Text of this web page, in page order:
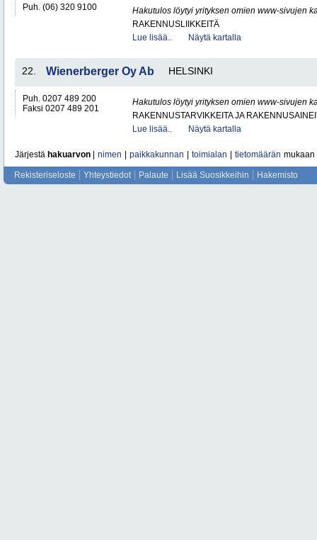
Puh. (06) 320 9100
Hakutulos löytyi yrityksen omien www-sivujen
RAKENNUSLIIKKEITÄ
Lue lisää..
Näytä kartalla
22. Wienerberger Oy Ab HELSINKI
Puh. 0207 489 200
Faksi 0207 489 201
Hakutulos löytyi yrityksen omien www-sivujen
RAKENNUSTARVIKKEITA JA
Lue lisää..
Näytä kartalla
Järjestä hakuarvon nimen paikkakunnan toimialan tietomäärän mukaan
Rekisteriseloste Yhteystiedot Palaute Lisää Suosikkeihin Hakemisto